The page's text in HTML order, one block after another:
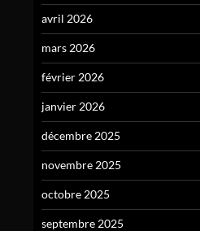
avril 2026
mars 2026
février 2026
janvier 2026
décembre 2025
novembre 2025
octobre 2025
septembre 2025